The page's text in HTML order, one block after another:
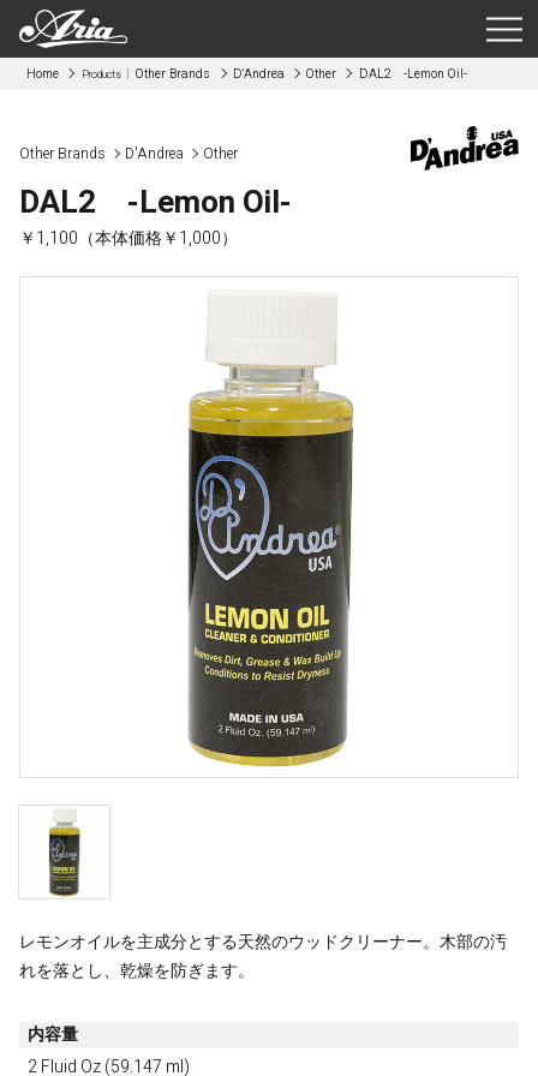
Home Products Other Brands D'Andrea Other DAL2 -Lemon Oil-
Other Brands D'Andrea Other
DAL2 -Lemon Oil-
￥1,100（本体価格￥1,000）
レモンオイルを主成分とする天然のウッドクリーナー。木部の汚
れを落とし、乾燥を防ぎます。
内容量
2 Fluid Oz (59.147 ml)